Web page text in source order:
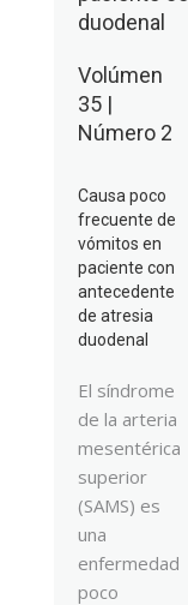
duodenal
Volúmen
35 |
Número 2
Causa poco
frecuente de
vómitos en
paciente con
antecedente
de atresia
duodenal
El síndrome
de la arteria
mesentérica
superior
(SAMS) es
una
enfermedad
poco